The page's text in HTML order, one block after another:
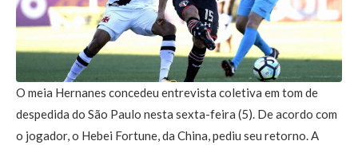
O meia Hernanes concedeu entrevista coletiva em tom de
despedida do São Paulo nesta sexta-feira (5). De acordo com
o jogador, o Hebei Fortune, da China, pediu seu retorno. A